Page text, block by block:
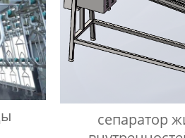
сепаратор